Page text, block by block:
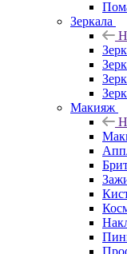
Зеркала
Макияж